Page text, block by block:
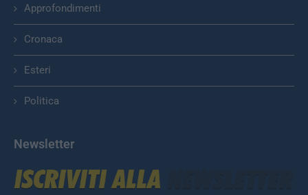
Approfondimenti
Cronaca
Esteri
Politica
Newsletter